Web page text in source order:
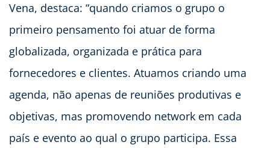
Vena, destaca: “quando criamos o grupo o
primeiro pensamento foi atuar de forma
globalizada, organizada e prática para
fornecedores e clientes. Atuamos criando uma
agenda, não apenas de reuniões produtivas e
objetivas, mas promovendo network em cada
país e evento ao qual o grupo participa. Essa